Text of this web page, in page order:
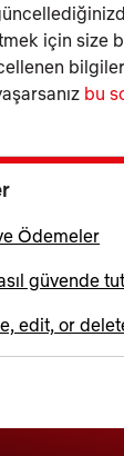
için size
bu
Ödemeler
güvende
edit, or